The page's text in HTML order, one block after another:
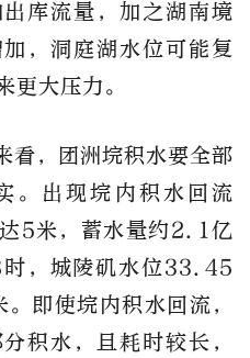
库流量，加之湖南境
，洞庭湖水位可能复
更大压力。
看，团洲垸积水要全部
。出现垸内积水回流
5米，蓄水量约2.1亿
，城陵矶水位33.45
即使垸内积水回流，
积水，且耗时较长，